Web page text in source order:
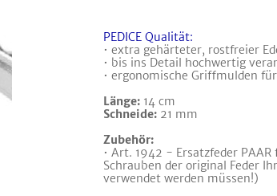
PEDICE Qualität:
• extra gehärteter, rostfreier
• bis ins Detail hochwertig
• ergonomische Griffmulden
Länge: 14 cm
Schneide: 21 mm
Zubehör:
• Art. 1942 - Ersatzfeder
Schrauben der original Feder
verwendet werden müssen!)